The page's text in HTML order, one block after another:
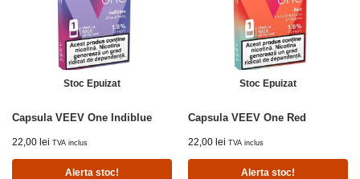
Stoc Epuizat
Capsula VEEV One Indiblue
22,00 lei TVA inclus
Alerta stoc!
Stoc Epuizat
Capsula VEEV One Red
22,00 lei TVA inclus
Alerta stoc!